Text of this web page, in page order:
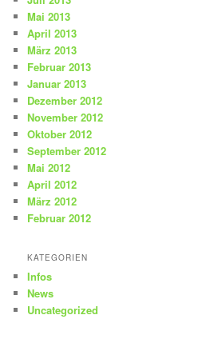
Mai 2013
April 2013
März 2013
Februar 2013
Januar 2013
Dezember 2012
November 2012
Oktober 2012
September 2012
Mai 2012
April 2012
März 2012
Februar 2012
KATEGORIEN
Infos
News
Uncategorized